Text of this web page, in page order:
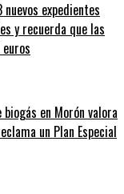
expedientes
y recuerda que las
en Morón valora
un Plan Especial